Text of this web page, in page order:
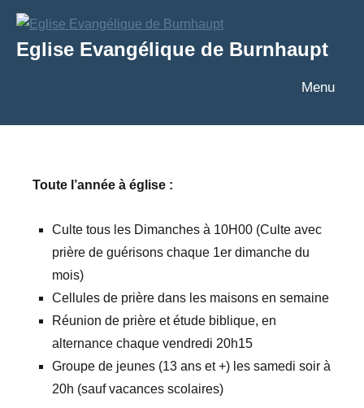
Aller
contenu
Eglise Evangélique de Burnhaupt
Texte
Menu
Toute l’année à église :
Culte tous les Dimanches à 10H00 (Culte avec
prière de guérisons chaque 1er dimanche du
mois)
Cellules de prière dans les maisons en semaine
Réunion de prière et étude biblique, en
alternance chaque vendredi 20h15
Groupe de jeunes (13 ans et +) les samedi soir à
20h (sauf vacances scolaires)